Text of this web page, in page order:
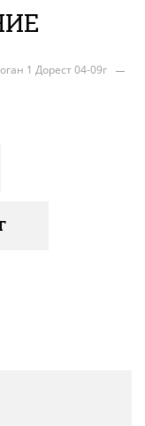
1 Дорест 04-09г